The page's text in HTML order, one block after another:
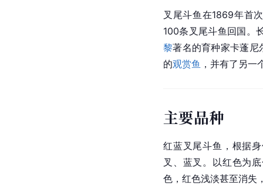
叉尾斗鱼在1869年首
100条叉尾斗鱼回国。
黎著名的育种家卡蓬尼
的观赏鱼 ，并有了另
主要品种
红蓝叉尾斗鱼，根据
叉、蓝叉。以红色为
色，红色浅淡甚至消失